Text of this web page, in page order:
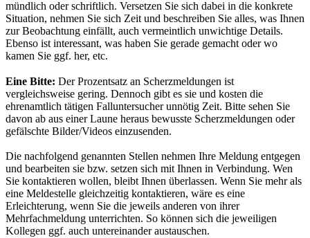
mündlich oder schriftlich. Versetzen Sie sich dabei in die konkrete
Situation, nehmen Sie sich Zeit und beschreiben Sie alles, was Ihnen
zur Beobachtung einfällt, auch vermeintlich unwichtige Details.
Ebenso ist interessant, was haben Sie gerade gemacht oder wo
kamen Sie ggf. her, etc.
Eine Bitte: Der Prozentsatz an Scherzmeldungen ist
vergleichsweise gering. Dennoch gibt es sie und kosten die
ehrenamtlich tätigen Falluntersucher unnötig Zeit. Bitte sehen Sie
davon ab aus einer Laune heraus bewusste Scherzmeldungen oder
gefälschte Bilder/Videos einzusenden.
Die nachfolgend genannten Stellen nehmen Ihre Meldung entgegen
und bearbeiten sie bzw. setzen sich mit Ihnen in Verbindung. Wen
Sie kontaktieren wollen, bleibt Ihnen überlassen. Wenn Sie mehr als
eine Meldestelle gleichzeitig kontaktieren, wäre es eine
Erleichterung, wenn Sie die jeweils anderen von ihrer
Mehrfachmeldung unterrichten. So können sich die jeweiligen
Kollegen ggf. auch untereinander austauschen.